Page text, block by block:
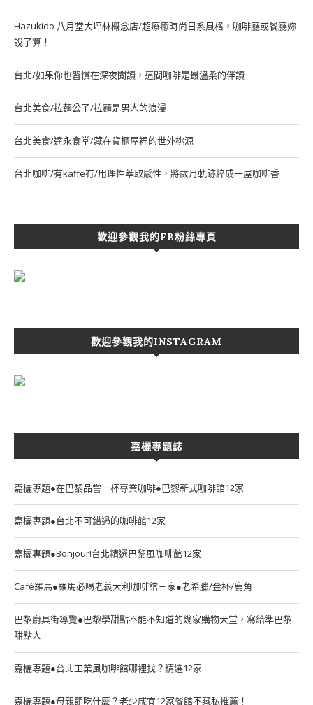
Hazukido 八月堂大坪林概念店/超療癒時尚日系風格，咖啡廳或餐廳妳
說了算！
台北/如果你也習慣在深夜閱讀，這間咖啡是最溫柔的伴讀
台北美食/拉麵公子/拉麵是男人的浪漫
台北美食/達永食堂/藏在貨櫃屋裡的世外桃源
台北咖啡/有kaffe冇/用理性萃取感性，將歲月軌跡粹成一屋咖啡香
歡迎參觀我的FB粉絲專頁
歡迎參觀我的INSTAGRAM
嘉欐專題誌
嘉欐專題●在巴黎品嘗一杯專業咖啡●巴黎新式咖啡館12家
嘉欐專題●台北不可錯過的咖啡館12家
嘉欐專題●Bonjour!台北精選巴黎風咖啡館12家
Café羅馬●羅馬必喝老義大利咖啡館三家●老希臘/金杯/鹿角
巴黎廚具街導覽●巴黎學甜點不能不知道的幾家購物天堂，寫給準巴黎
甜點人
嘉欐專題●台北工業風咖啡館哪裡找？精選12家
嘉欐專題●母親節吃什麼？老少咸宜12家餐館不藏私推薦！